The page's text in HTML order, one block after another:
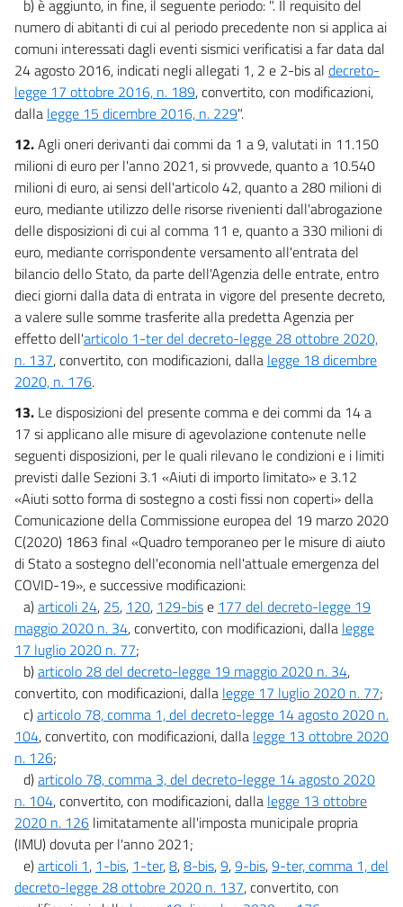
b) è aggiunto, in fine, il seguente periodo: ". Il requisito del
numero di abitanti di cui al periodo precedente non si applica ai
comuni interessati dagli eventi sismici verificatisi a far data dal
24 agosto 2016, indicati negli allegati 1, 2 e 2-bis al decreto-
legge 17 ottobre 2016, n. 189, convertito, con modificazioni,
dalla legge 15 dicembre 2016, n. 229".
12.Agli oneri derivanti dai commi da 1 a 9, valutati in 11.150
milioni di euro per l'anno 2021, si provvede, quanto a 10.540
milioni di euro, ai sensi dell'articolo 42, quanto a 280 milioni di
euro, mediante utilizzo delle risorse rivenienti dall'abrogazione
delle disposizioni di cui al comma 11 e, quanto a 330 milioni di
euro, mediante corrispondente versamento all'entrata del
bilancio dello Stato, da parte dell'Agenzia delle entrate, entro
dieci giorni dalla data di entrata in vigore del presente decreto,
a valere sulle somme trasferite alla predetta Agenzia per
effetto dell'articolo 1-ter del decreto-legge 28 ottobre 2020,
n. 137, convertito, con modificazioni, dalla legge 18 dicembre
2020, n. 176.
13. Le disposizioni del presente comma e dei commi da 14 a
17 si applicano alle misure di agevolazione contenute nelle
seguenti disposizioni, per le quali rilevano le condizioni e i limiti
previsti dalle Sezioni 3.1 «Aiuti di importo limitato» e 3.12
«Aiuti sotto forma di sostegno a costi fissi non coperti» della
Comunicazione della Commissione europea del 19 marzo 2020
C(2020) 1863 final «Quadro temporaneo per le misure di aiuto
di Stato a sostegno dell'economia nell'attuale emergenza del
COVID-19», e successive modificazioni:
a)articoli 24, 25, 120, 129-bise 177 del decreto-legge 19
maggio 2020 n. 34, convertito, con modificazioni, dalla legge
17 luglio 2020 n. 77;
b)articolo 28 del decreto-legge 19 maggio 2020 n. 34,
convertito, con modificazioni, dalla legge 17 luglio 2020 n. 77;
c)articolo 78, comma 1, del decreto-legge 14 agosto 2020 n.
104, convertito, con modificazioni, dalla legge 13 ottobre 2020
n. 126;
d)articolo 78, comma 3, del decreto-legge 14 agosto 2020
n. 104, convertito, con modificazioni, dalla legge 13 ottobre
2020 n. 126 limitatamente all'imposta municipale propria
(IMU) dovuta per l'anno 2021;
e)articoli 1, 1-bis, 1-ter,8,8-bis,9,9-bis,9-ter, comma 1, del
decreto-legge 28 ottobre 2020 n. 137, convertito, con